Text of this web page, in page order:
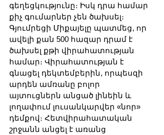
գեղեցկությունը։ Իսկ դրա համար
քիչ գումարներ չեն ծախսել։
Գյումրեցի Միքայելը պատմեց, որ
ավելի քան 500 հազար դրամ է
ծախսել քթի վիրահատության
համար։ Վիրահատության է
գնացել դեկտեմբերին, որպեսզի
արդեն ամռանը բոլոր
այտուցներն անցած լինեին և
լողափում լուսանկարվեր «նոր»
դեմքով։ Հետվիրահատական
շրջանն անցել է առանց